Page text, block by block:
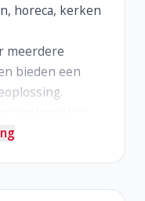
horeca, kerken
meerdere
bieden een